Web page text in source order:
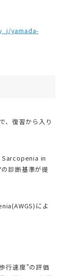
yamada-
、復習から入り
in
診断基準が提
によ
行速度”の評価